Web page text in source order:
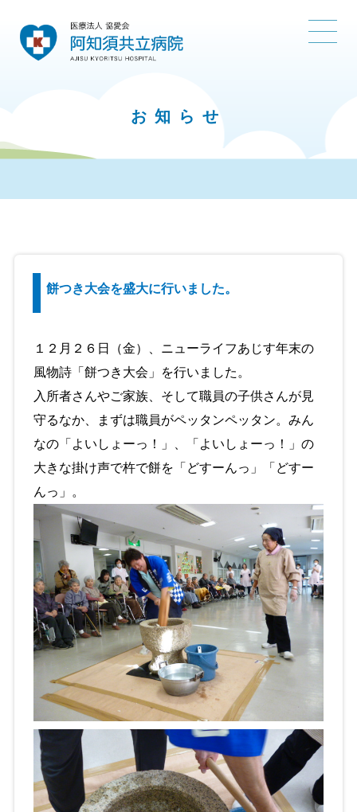
お知らせ
餅つき大会を盛大に行いました。
１２月２６日（金）、ニューライフあじす年末の
風物詩「餅つき大会」を行いました。
入所者さんやご家族、そして職員の子供さんが見
守るなか、まずは職員がペッタンペッタン。みん
なの「よいしょーっ！」、「よいしょーっ！」の
大きな掛け声で杵で餅を「どすーんっ」「どすー
んっ」。